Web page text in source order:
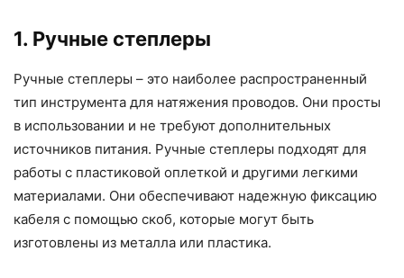
1. Ручные степлеры
Ручные степлеры – это наиболее распространенный
тип инструмента для натяжения проводов. Они просты
в использовании и не требуют дополнительных
источников питания. Ручные степлеры подходят для
работы с пластиковой оплеткой и другими легкими
материалами. Они обеспечивают надежную фиксацию
кабеля с помощью скоб, которые могут быть
изготовлены из металла или пластика.